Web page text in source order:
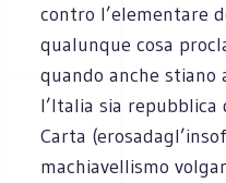
contro l’elementare
qualunque cosa
quando anche
l’Italia sia repubblica
Carta
machiavellismo